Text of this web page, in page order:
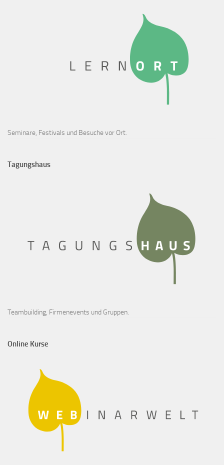
Seminare, Festivals und Besuche vor Ort.
Tagungshaus
Teambuilding, Firmenevents und Gruppen.
Online Kurse